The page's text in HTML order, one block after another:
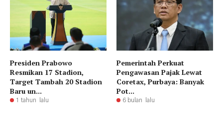
Presiden Prabowo
Resmikan 17 Stadion,
Target Tambah 20 Stadion
Baru un...
1 tahun lalu
Pemerintah Perkuat
Pengawasan Pajak Lewat
Coretax, Purbaya: Banyak
Pot...
6 bulan lalu